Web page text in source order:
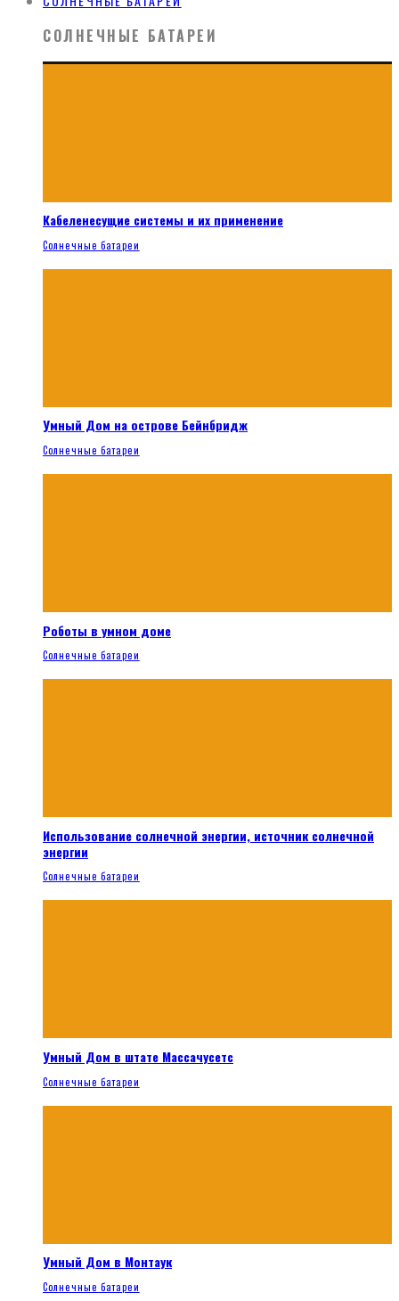
СОЛНЕЧНЫЕ БАТАРЕИ
Кабеленесущие системы и их применение
Солнечные батареи
Умный Дом на острове Бейнбридж
Солнечные батареи
Роботы в умном доме
Солнечные батареи
Использование солнечной энергии, источник солнечной
энергии
Солнечные батареи
Умный Дом в штате Массачусетс
Солнечные батареи
Умный Дом в Монтаук
Солнечные батареи